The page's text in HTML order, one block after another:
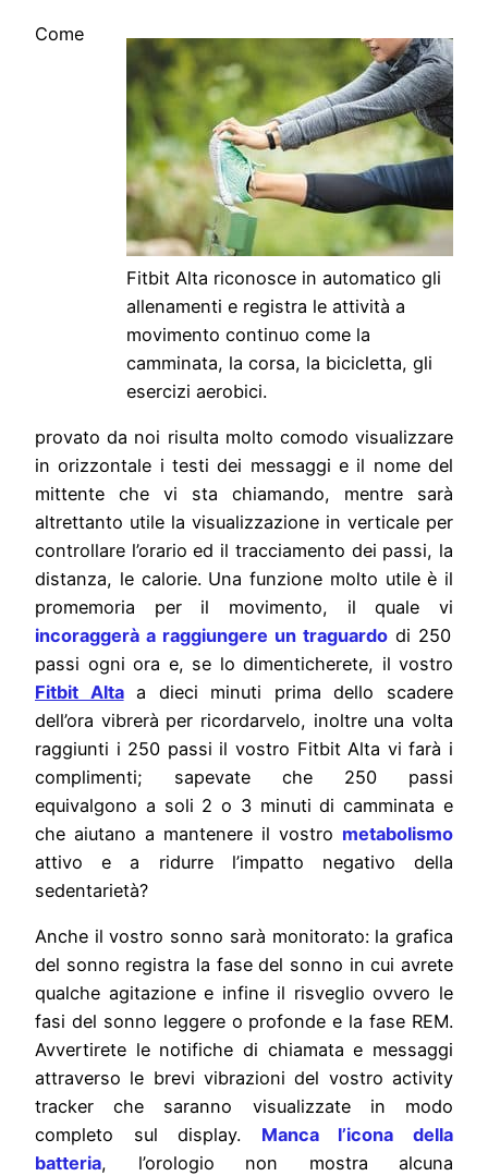
Fitbit Alta riconosce in automatico gli
allenamenti e registra le attività a
movimento continuo come la
camminata, la corsa, la bicicletta, gli
esercizi aerobici.
Come
provato da noi risulta molto comodo visualizzare
in orizzontale i testi dei messaggi e il nome del
mittente che vi sta chiamando, mentre sarà
altrettanto utile la visualizzazione in verticale per
controllare l’orario ed il tracciamento dei passi, la
distanza, le calorie. Una funzione molto utile è il
promemoria per il movimento, il quale vi
incoraggerà a raggiungere un traguardo di 250
passi ogni ora e, se lo dimenticherete, il vostro
Fitbit Altaa dieci minuti prima dello scadere
dell’ora vibrerà per ricordarvelo, inoltre una volta
raggiunti i 250 passi il vostro Fitbit Alta vi farà i
complimenti; sapevate che 250 passi
equivalgono a soli 2 o 3 minuti di camminata e
che aiutano a mantenere il vostro metabolismo
attivo e a ridurre l’impatto negativo della
sedentarietà?
Anche il vostro sonno sarà monitorato: la grafica
del sonno registra la fase del sonno in cui avrete
qualche agitazione e infine il risveglio ovvero le
fasi del sonno leggere o profonde e la fase REM.
Avvertirete le notifiche di chiamata e messaggi
attraverso le brevi vibrazioni del vostro activity
tracker che saranno visualizzate in modo
completo sul display. Manca l’icona della
batteria, l’orologio non mostra alcuna